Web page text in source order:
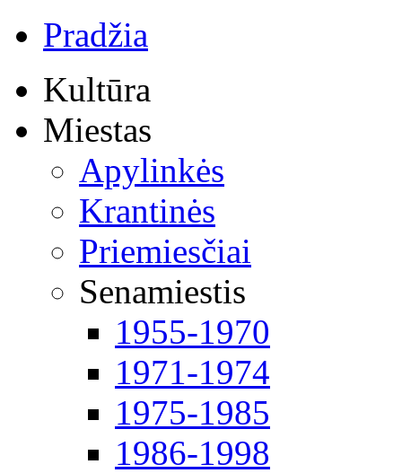
Pradžia
Kultūra
Miestas
Apylinkės
Krantinės
Priemiesčiai
Senamiestis
1955-1970
1971-1974
1975-1985
1986-1998